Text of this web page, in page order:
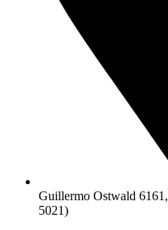
Guillermo Ostwald
5021)